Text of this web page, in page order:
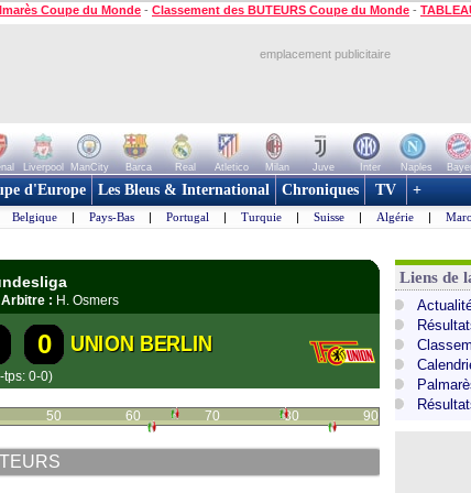
Coupe du Monde - Classement des BUTEURS Coupe du Monde -
emplacement publicitaire
Liverpool ManCity Barca Real Atletico Milan Juve Inter Naples
d'Europe Les Bleus & International Chroniques TV +
Belgique | Pays-Bas | Portugal | Turquie | Suisse | Algérie |
Arbitre : H. Osmers
0 UNION BERLIN
tps: 0-0)
50 60 70 80 90
Liens de